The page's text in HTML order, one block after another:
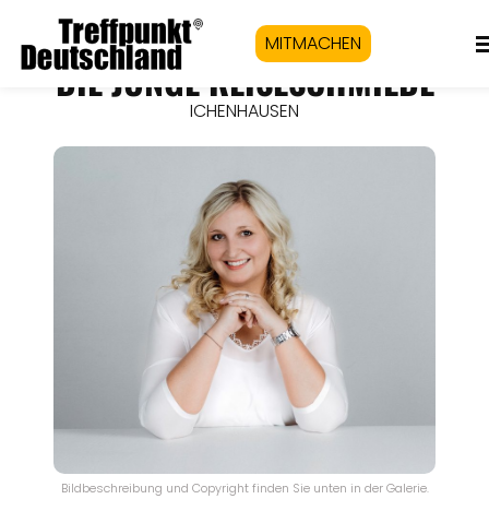
MITMACHEN
DIE JUNGE REISESCHMIEDE
ICHENHAUSEN
Bildbeschreibung und Copyright finden Sie unten in der Galerie.